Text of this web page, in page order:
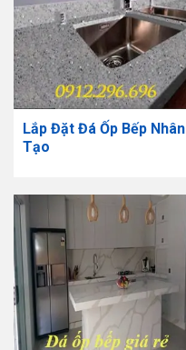
​Lắp Đặt Đá Ốp Bếp Nhân
Tạo